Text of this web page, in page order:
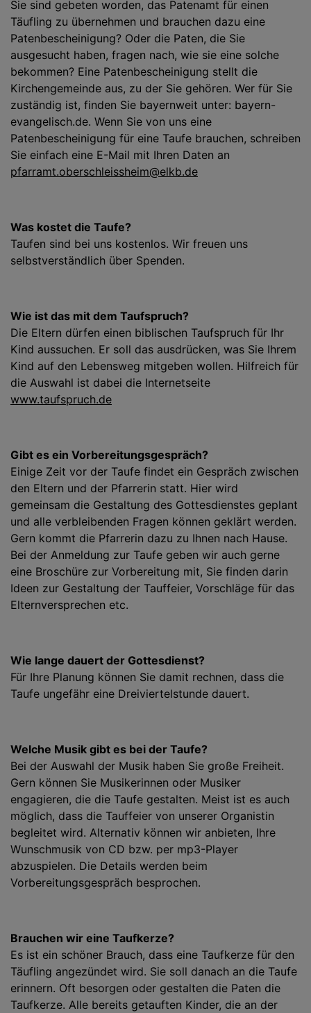
Sie sind gebeten worden, das Patenamt für einen
Täufling zu übernehmen und brauchen dazu eine
Patenbescheinigung? Oder die Paten, die Sie
ausgesucht haben, fragen nach, wie sie eine solche
bekommen? Eine Patenbescheinigung stellt die
Kirchengemeinde aus, zu der Sie gehören. Wer für Sie
zuständig ist, finden Sie bayernweit unter: bayern-
evangelisch.de. Wenn Sie von uns eine
Patenbescheinigung für eine Taufe brauchen, schreiben
Sie einfach eine E-Mail mit Ihren Daten an
pfarramt.oberschleissheim@elkb.de
Was kostet die Taufe?
Taufen sind bei uns kostenlos. Wir freuen uns
selbstverständlich über Spenden.
Wie ist das mit dem Taufspruch?
Die Eltern dürfen einen biblischen Taufspruch für Ihr
Kind aussuchen. Er soll das ausdrücken, was Sie Ihrem
Kind auf den Lebensweg mitgeben wollen. Hilfreich für
die Auswahl ist dabei die Internetseite
www.taufspruch.de
Gibt es ein Vorbereitungsgespräch?
Einige Zeit vor der Taufe findet ein Gespräch zwischen
den Eltern und der Pfarrerin statt. Hier wird
gemeinsam die Gestaltung des Gottesdienstes geplant
und alle verbleibenden Fragen können geklärt werden.
Gern kommt die Pfarrerin dazu zu Ihnen nach Hause.
Bei der Anmeldung zur Taufe geben wir auch gerne
eine Broschüre zur Vorbereitung mit, Sie finden darin
Ideen zur Gestaltung der Tauffeier, Vorschläge für das
Elternversprechen etc.
Wie lange dauert der Gottesdienst?
Für Ihre Planung können Sie damit rechnen, dass die
Taufe ungefähr eine Dreiviertelstunde dauert.
Welche Musik gibt es bei der Taufe?
Bei der Auswahl der Musik haben Sie große Freiheit.
Gern können Sie Musikerinnen oder Musiker
engagieren, die die Taufe gestalten. Meist ist es auch
möglich, dass die Tauffeier von unserer Organistin
begleitet wird. Alternativ können wir anbieten, Ihre
Wunschmusik von CD bzw. per mp3-Player
abzuspielen. Die Details werden beim
Vorbereitungsgespräch besprochen.
Brauchen wir eine Taufkerze?
Es ist ein schöner Brauch, dass eine Taufkerze für den
Täufling angezündet wird. Sie soll danach an die Taufe
erinnern. Oft besorgen oder gestalten die Paten die
Taufkerze. Alle bereits getauften Kinder, die an der